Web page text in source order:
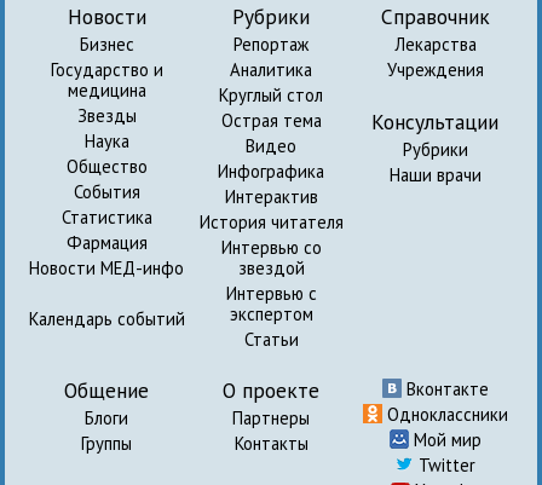
Новости
Бизнес
Государство и
медицина
Звезды
Наука
Общество
События
Статистика
Фармация
Новости МЕД-инфо
Календарь событий
Рубрики
Репортаж
Аналитика
Круглый стол
Острая тема
Видео
Инфографика
Интерактив
История читателя
Интервью со
звездой
Интервью с
экспертом
Статьи
Справочник
Лекарства
Учреждения
Консультации
Рубрики
Наши врачи
Общение
Блоги
Группы
О проекте
Партнеры
Контакты
Вконтакте
Одноклассники
Мой мир
Twitter